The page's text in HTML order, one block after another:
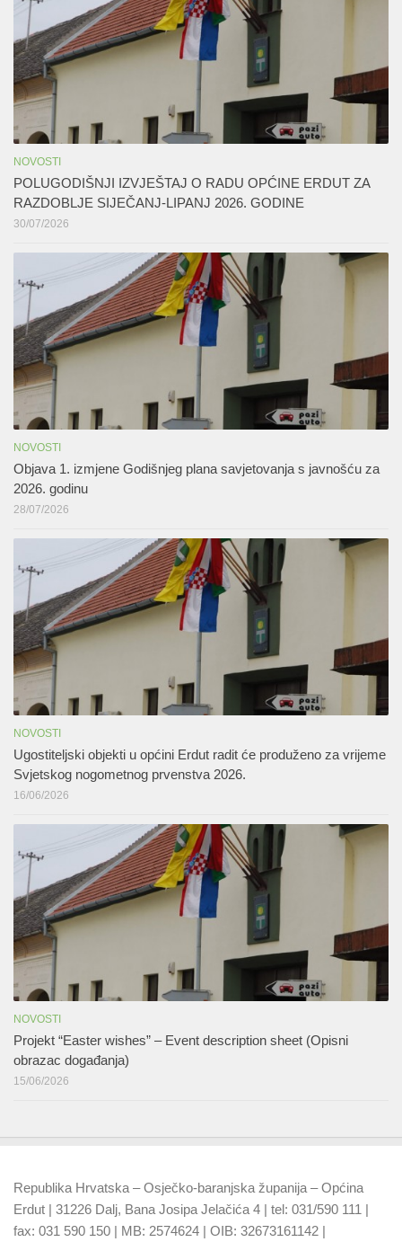
NOVOSTI
POLUGODIŠNJI IZVJEŠTAJ O RADU OPĆINE ERDUT ZA
RAZDOBLJE SIJEČANJ-LIPANJ 2026. GODINE
30/07/2026
NOVOSTI
Objava 1. izmjene Godišnjeg plana savjetovanja s javnošću za
2026. godinu
28/07/2026
NOVOSTI
Ugostiteljski objekti u općini Erdut radit će produženo za vrijeme
Svjetskog nogometnog prvenstva 2026.
16/06/2026
NOVOSTI
Projekt “Easter wishes” – Event description sheet (Opisni
obrazac događanja)
15/06/2026
Republika Hrvatska – Osječko-baranjska županija – Općina
Erdut | 31226 Dalj, Bana Josipa Jelačića 4 | tel: 031/590 111 |
fax: 031 590 150 | MB: 2574624 | OIB: 32673161142 |